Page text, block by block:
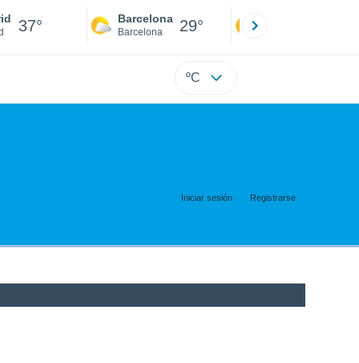
37° Barcelona
Barcelona 29°
ºC
Iniciar sesión Registrarse